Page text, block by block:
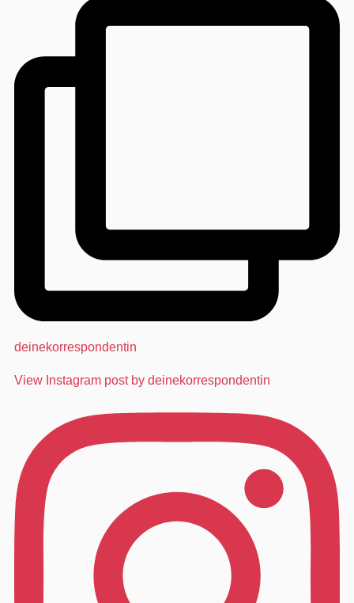
deinekorrespondentin
View Instagram post by deinekorrespondentin